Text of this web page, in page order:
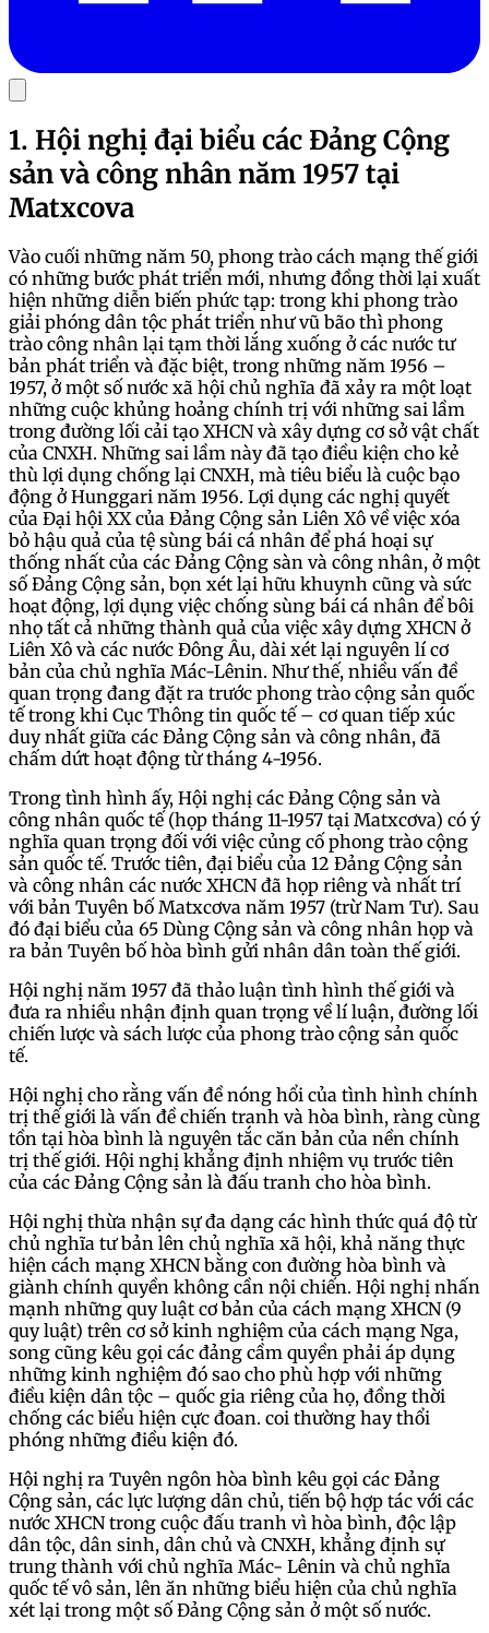
1. Hội nghị đại biểu các Đảng Cộng
sản và công nhân năm 1957 tại
Matxcova
Vào cuối những năm 50, phong trào cách mạng thế giới
có những bước phát triển mới, nhưng đồng thời lại xuất
hiện những diễn biến phức tạp: trong khi phong trào
giải phóng dân tộc phát triển như vũ bão thì phong
trào công nhân lại tạm thời lắng xuống ở các nước tư
bản phát triển và đặc biệt, trong những năm 1956 –
1957, ở một số nước xã hội chủ nghĩa đã xảy ra một loạt
những cuộc khủng hoảng chính trị với những sai lầm
trong đường lối cải tạo XHCN và xây dựng cơ sở vật chất
của CNXH. Những sai lầm này đã tạo điều kiện cho kẻ
thù lợi dụng chống lại CNXH, mà tiêu biểu là cuộc bạo
động ở Hunggari năm 1956. Lợi dụng các nghị quyết
của Đại hội XX của Đảng Cộng sản Liên Xô về việc xóa
bỏ hậu quả của tệ sùng bái cá nhân để phá hoại sự
thống nhất của các Đảng Cộng sàn và công nhân, ở một
số Đảng Cộng sản, bọn xét lại hữu khuynh cũng và sức
hoạt động, lợi dụng việc chống sùng bái cá nhân để bôi
nhọ tất cả những thành quả của việc xây dựng XHCN ở
Liên Xô và các nước Đông Âu, dài xét lại nguyên lí cơ
bản của chủ nghĩa Mác-Lênin. Như thế, nhiều vấn đề
quan trọng đang đặt ra trước phong trào cộng sản quốc
tế trong khi Cục Thông tin quốc tế – cơ quan tiếp xúc
duy nhất giữa các Đảng Cộng sản và công nhân, đã
chấm dứt hoạt động từ tháng 4-1956.
Trong tình hình ấy, Hội nghị các Đảng Cộng sản và
công nhân quốc tế (họp tháng 11-1957 tại Matxcơva) có ý
nghĩa quan trọng đối với việc củng cố phong trào cộng
sản quốc tế. Trước tiên, đại biểu của 12 Đảng Cộng sản
và công nhân các nước XHCN đã họp riêng và nhất trí
với bản Tuyên bố Matxcơva năm 1957 (trừ Nam Tư). Sau
đó đại biểu của 65 Dùng Cộng sản và công nhân họp và
ra bản Tuyên bố hòa bình gửi nhân dân toàn thế giới.
Hội nghị năm 1957 đã thảo luận tình hình thế giới và
đưa ra nhiều nhận định quan trọng về lí luận, đường lối
chiến lược và sách lược của phong trào cộng sản quốc
tế.
Hội nghị cho rằng vấn đề nóng hổi của tình hình chính
trị thế giới là vấn đề chiến tranh và hòa bình, ràng cùng
tồn tại hòa bình là nguyên tắc căn bản của nền chính
trị thế giới. Hội nghị khẳng định nhiệm vụ trước tiên
của các Đảng Cộng sản là đấu tranh cho hòa bình.
Hội nghị thừa nhận sự đa dạng các hình thức quá độ từ
chủ nghĩa tư bản lên chủ nghĩa xã hội, khả năng thực
hiện cách mạng XHCN bằng con đường hòa bình và
giành chính quyền không cần nội chiến. Hội nghị nhấn
mạnh những quy luật cơ bản của cách mạng XHCN (9
quy luật) trên cơ sở kinh nghiệm của cách mạng Nga,
song cũng kêu gọi các đảng cầm quyền phải áp dụng
những kinh nghiệm đó sao cho phù hợp với những
điều kiện dân tộc – quốc gia riêng của họ, đồng thời
chống các biểu hiện cực đoan. coi thường hay thổi
phóng những điều kiện đó.
Hội nghị ra Tuyên ngôn hòa bình kêu gọi các Đảng
Cộng sản, các lực lượng dân chủ, tiến bộ hợp tác với các
nước XHCN trong cuộc đấu tranh vì hòa bình, độc lập
dân tộc, dân sinh, dân chủ và CNXH, khẳng định sự
trung thành với chủ nghĩa Mác- Lênin và chủ nghĩa
quốc tế vô sản, lên ăn những biểu hiện của chủ nghĩa
xét lại trong một số Đảng Cộng sản ở một số nước.